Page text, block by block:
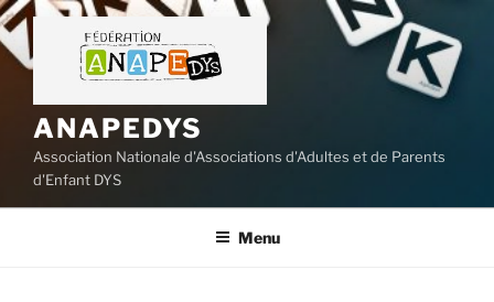
Aller
au
contenu
ANAPEDYS
Association Nationale d'Associations d'Adultes et de Parents
d'Enfant DYS
Menu